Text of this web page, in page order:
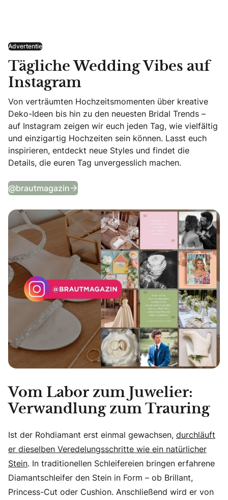
Advertentie
Tägliche Wedding Vibes auf
Instagram
Von verträumten Hochzeitsmomenten über kreative
Deko-Ideen bis hin zu den neuesten Bridal Trends –
auf Instagram zeigen wir euch jeden Tag, wie vielfältig
und einzigartig Hochzeiten sein können. Lasst euch
inspirieren, entdeckt neue Styles und findet die
Details, die euren Tag unvergesslich machen.
@brautmagazin Tägliche Wedding Vibes auf Instagram
Vom Labor zum Juwelier:
Verwandlung zum Trauring
Ist der Rohdiamant erst einmal gewachsen, durchläuft
er dieselben Veredelungsschritte wie ein natürlicher
Stein. In traditionellen Schleifereien bringen erfahrene
Diamantschleifer den Stein in Form – ob Brillant,
Princess-Cut oder Cushion. Anschließend wird er von